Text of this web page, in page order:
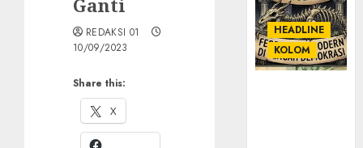
Ganti
Share this:
X
REDAKSI 01
10/09/2023
HEADLINE
KOLOM